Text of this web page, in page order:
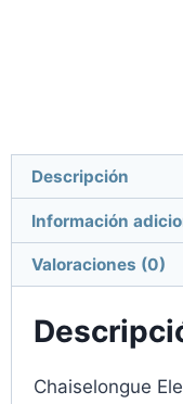
Descripción
Información
Valoraciones (0)
Chaiselongue